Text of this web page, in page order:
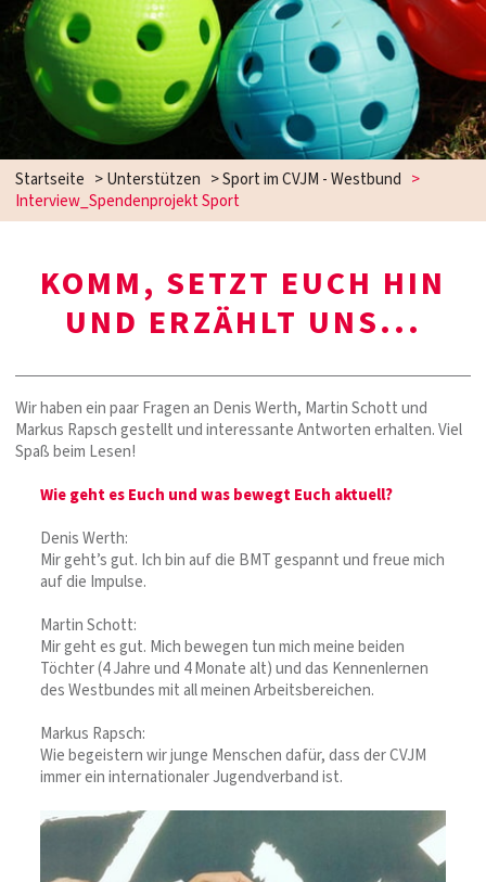
Startseite >Unterstützen >Sport im CVJM - Westbund >
Interview_Spendenprojekt Sport
KOMM, SETZT EUCH HIN
UND ERZÄHLT UNS...
Wir haben ein paar Fragen an Denis Werth, Martin Schott und
Markus Rapsch gestellt und interessante Antworten erhalten. Viel
Spaß beim Lesen!
Wie geht es Euch und was bewegt Euch aktuell?
Denis Werth:
Mir geht’s gut. Ich bin auf die BMT gespannt und freue mich
auf die Impulse.
Martin Schott:
Mir geht es gut. Mich bewegen tun mich meine beiden
Töchter (4 Jahre und 4 Monate alt) und das Kennenlernen
des Westbundes mit all meinen Arbeitsbereichen.
Markus Rapsch:
Wie begeistern wir junge Menschen dafür, dass der CVJM
immer ein internationaler Jugendverband ist.